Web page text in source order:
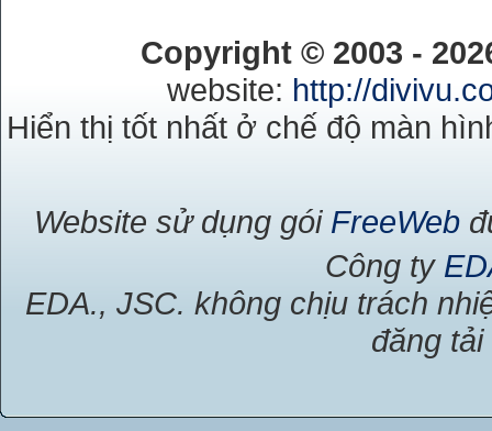
Copyright © 2003 -
website: http://
Hiển thị tốt nhất ở chế độ màn
Website sử dụng gói FreeWeb
Công ty
EDA., JSC. không chịu trách
đăng